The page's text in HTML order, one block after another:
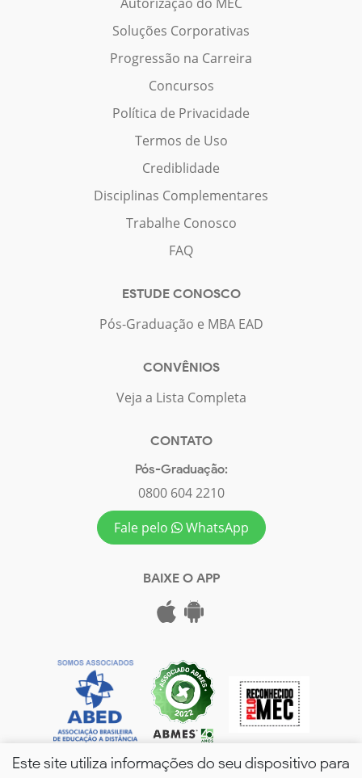
Soluções Corporativas
Progressão na Carreira
Concursos
Política de Privacidade
Termos de Uso
Crediblidade
Disciplinas Complementares
Trabalhe Conosco
FAQ
ESTUDE CONOSCO
Pós-Graduação e MBA EAD
CONVÊNIOS
Veja a Lista Completa
CONTATO
Pós-Graduação:
0800 604 2210
Fale pelo
WhatsApp
BAIXE O APP
Este site utiliza informações do seu dispositivo para